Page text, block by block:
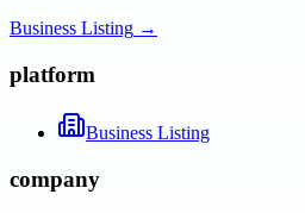
Business Listing →
platform
Business Listing
company